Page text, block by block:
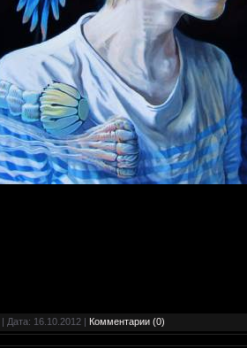
| Дата: 16.10.2012 | Комментарии (0)